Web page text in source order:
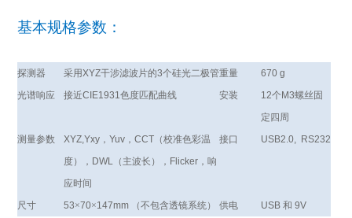
基本规格参数：
探测器 采用XYZ干涉滤波片的3个硅光二极管重量
670 g
光谱响应
接近CIE1931色度匹配曲线 安装 12个 M3螺丝固
定四周
测量参数
XYZ,Yxy ，Yuv ，CCT （校准色彩温
度）， DWL （主波长）， Flicker ，响
应时间
接口 USB2.0, RS232
尺寸 53×70×147mm （不包含透镜系统） 供电 USB和 9V